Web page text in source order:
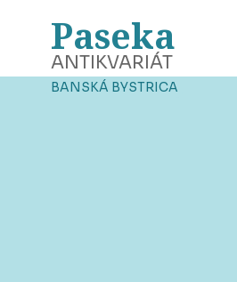
Paseka
ANTIKVARIÁT
BANSKÁ BYSTRICA